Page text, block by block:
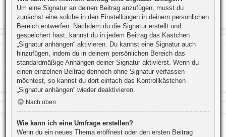
Um eine Signatur an deinen Beitrag anzufügen, musst du
zunächst eine solche in den Einstellungen in deinem persönlichen
Bereich entwerfen. Nachdem du die Signatur erstellt und
gespeichert hast, kannst du in jedem Beitrag das Kästchen
„Signatur anhängen“ aktivieren. Du kannst eine Signatur auch
hinzufügen, indem du in deinem persönlichen Bereich das
standardmäßige Anhängen deiner Signatur aktivierst. Wenn du
einen einzelnen Beitrag dennoch ohne Signatur verfassen
möchtest, so kannst du dort einfach das Kontrollkästchen
„Signatur anhängen“ wieder deaktivieren.
Nach oben
Wie kann ich eine Umfrage erstellen?
Wenn du ein neues Thema eröffnest oder den ersten Beitrag